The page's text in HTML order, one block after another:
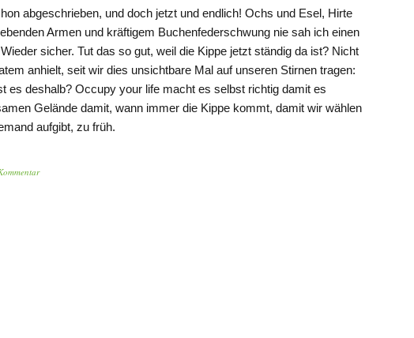
abgeschrieben, und doch jetzt und endlich! Ochs und Esel, Hirte
Armen und kräftigem Buchenfederschwung nie sah ich einen
sicher. Tut das so gut, weil die Kippe jetzt ständig da ist? Nicht
anhielt, seit wir dies unsichtbare Mal auf unseren Stirnen tragen:
es deshalb? Occupy your life macht es selbst richtig damit es
Gelände damit, wann immer die Kippe kommt, damit wir wählen
aufgibt, zu früh.